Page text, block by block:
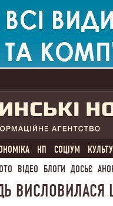
НП СОЦІУМ
ВІДЕО БЛОГИ ДОСЬЄ
ВИСЛОВИЛАСЯ